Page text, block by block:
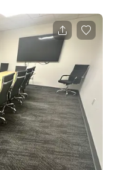
d'art, et bien plus
clips musicaux,
plus encore. Profitez